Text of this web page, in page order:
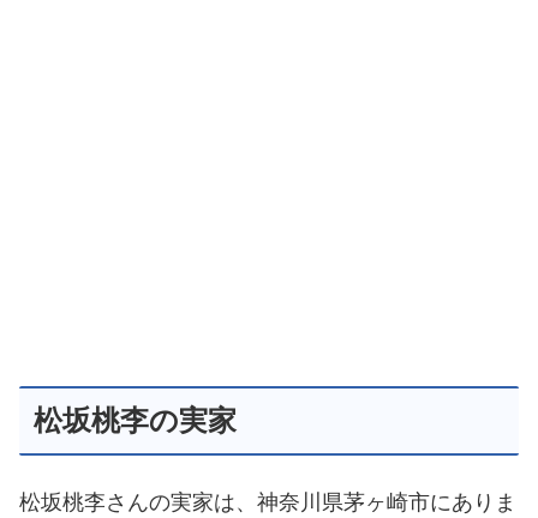
松坂桃李の実家
松坂桃李さんの実家は、神奈川県茅ヶ崎市にありま